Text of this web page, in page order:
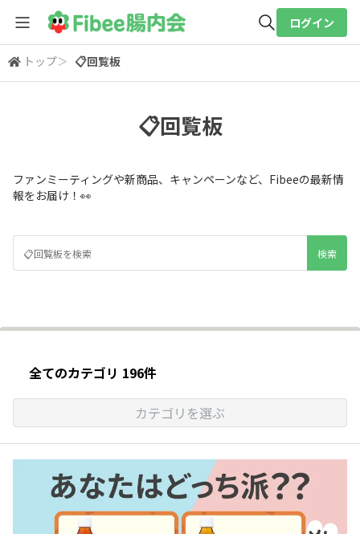
全体検索
ログイン
トップ＞ 📋回覧板
📋回覧板
ファンミーティングや新商品、キャンペーンなど、Fibeeの最新情
報をお届け！👀
全てのカテゴリ 196件
カテゴリを選ぶ